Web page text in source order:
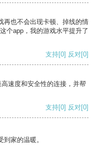
再也不会出现卡顿、掉线的情
个app，我的游戏水平提升了
支持[0] 反对[0]
速度和安全性的连接，并帮
支持[0] 反对[0]
家的温暖。